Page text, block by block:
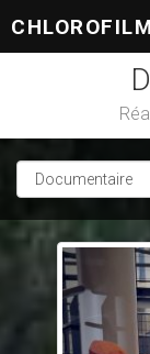
CHLOROFILM